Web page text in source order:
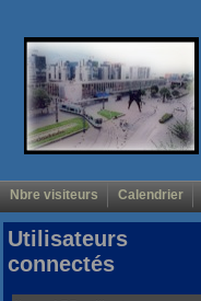
Nbre visiteurs Calendrier
Utilisateurs
connectés